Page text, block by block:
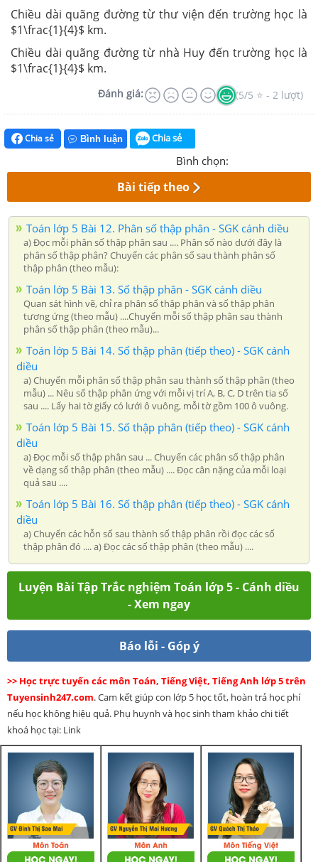
Chiều dài quãng đường từ thư viện đến trường học là
$1\frac{1}{4}$ km.
Chiều dài quãng đường từ nhà Huy đến trường học là
$1\frac{1}{4}$ km.
Đánh giá: (5/5 ⭐ - 2 lượt)
Chia sẻ Bình luận Chia sẻ
Bình chọn:
Bài tiếp theo
Toán lớp 5 Bài 12. Phân số thập phân - SGK cánh diều
a) Đọc mỗi phân số thập phân sau .... Phân số nào dưới đây là
phân số thập phân? Chuyển các phân số sau thành phân số
thập phân (theo mẫu):
Toán lớp 5 Bài 13. Số thập phân - SGK cánh diều
Quan sát hình vẽ, chỉ ra phân số thập phân và số thập phân
tương ứng (theo mẫu) ....Chuyển mỗi số thập phân sau thành
phân số thập phân (theo mẫu)...
Toán lớp 5 Bài 14. Số thập phân (tiếp theo) - SGK cánh
diều
a) Chuyển mỗi phân số thập phân sau thành số thập phân (theo
mẫu) ... Nêu số thập phân ứng với mỗi vị trí A, B, C, D trên tia số
sau .... Lấy hai tờ giấy có lưới ô vuông, mỗi tờ gồm 100 ô vuông.
Toán lớp 5 Bài 15. Số thập phân (tiếp theo) - SGK cánh
diều
a) Đọc mỗi số thập phân sau ... Chuyển các phân số thập phân
về dạng số thập phân (theo mẫu) .... Đọc cân nặng của mỗi loại
quả sau ....
Toán lớp 5 Bài 16. Số thập phân (tiếp theo) - SGK cánh
diều
a) Chuyển các hỗn số sau thành số thập phân rồi đọc các số
thập phân đó .... a) Đọc các số thập phân (theo mẫu) ....
Luyện Bài Tập Trắc nghiệm Toán lớp 5 - Cánh diều
- Xem ngay
Báo lỗi - Góp ý
>> Học trực tuyến các môn Toán, Tiếng Việt, Tiếng Anh lớp 5 trên
Tuyensinh247.com. Cam kết giúp con lớp 5 học tốt, hoàn trả học phí
nếu học không hiệu quả. Phụ huynh và học sinh tham khảo chi tiết
khoá học tại: Link